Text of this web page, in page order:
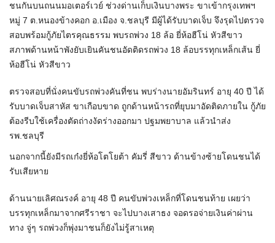
ชนกันบนถนนมอเตอร์เวย์ ช่วงด่านเก็บเงินบางพระ ขาเข้ากรุงเทพฯ
หมู่ 7 ต.หนองข้างคอก อ.เมือง จ.ชลบุรี มีผู้ได้รับบาดเจ็บ จึงรุดไปตรวจ
สอบพร้อมกู้ภัยไตรคุณธรรม พบรถพ่วง 18 ล้อ ยี่ห้อฮีโน่ หัวสีขาว
สภาพด้านหน้าพังยับเยินคันชนอัดติดรถพ่วง 18 ล้อบรรทุกเหล็กเส้น ยี่
ห้อฮีโน่ หัวสีขาว
ตรวจสอบที่นั่งคนขับรถพ่วงคันที่ชน พบร่างนายอัมรินทร์ อายุ 40 ปี ได้
รับบาดเจ็บสาหัส ขาเกือบขาด ถูกด้านหน้ารถที่ยุบมาอัดติดภายใน กู้ภัย
ต้องรีบใช้เครื่องตัดถ่างงัดร่างออกมา ปฐมพยาบาล แล้วนำส่ง
รพ.ชลบุรี
นอกจากนี้ยังมีรถเก๋งยี่ห้อโตโยต้า คัมรี่ สีขาว ด้านข้างซ้ายโดนชนได้
รับเสียหาย
ด้านนายเลิศณรงค์ อายุ 48 ปี คนขับพ่วงเหล็กที่โดนชนท้าย เผยว่า
บรรทุกเหล็กมาจากศรีราชา จะไปบางเสาธง จอดรอจ่ายเงินค่าผ่าน
ทาง จู่ๆ รถพ่วงก็พุ่งมาชนก็ยังไม่รู้สาเหตุ